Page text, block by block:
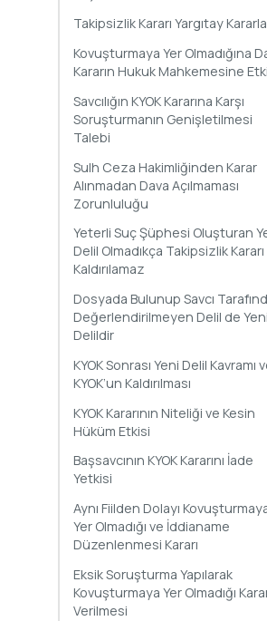
Takipsizlik Kararı Yargıtay
Kovuşturmaya Yer Olmadığına
Kararın Hukuk Mahkemesine
Savcılığın KYOK Kararına Karşı
Soruşturmanın Genişletilmesi
Talebi
Sulh Ceza Hakimliğinden Karar
Alınmadan Dava Açılmaması
Zorunluluğu
Yeterli Suç Şüphesi Oluşturan
Delil Olmadıkça Takipsizlik Kararı
Kaldırılamaz
Dosyada Bulunup Savcı
Değerlendirilmeyen Delil de Yeni
Delildir
KYOK Sonrası Yeni Delil Kavramı
KYOK’un Kaldırılması
KYOK Kararının Niteliği ve Kesin
Hüküm Etkisi
Başsavcının KYOK Kararını İade
Yetkisi
Aynı Fiilden Dolayı
Yer Olmadığı ve İddianame
Düzenlenmesi Kararı
Eksik Soruşturma Yapılarak
Kovuşturmaya Yer Olmadığı
Verilmesi